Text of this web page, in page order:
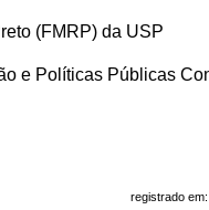
(FMRP) da USP
e Políticas Públicas
registrado em: